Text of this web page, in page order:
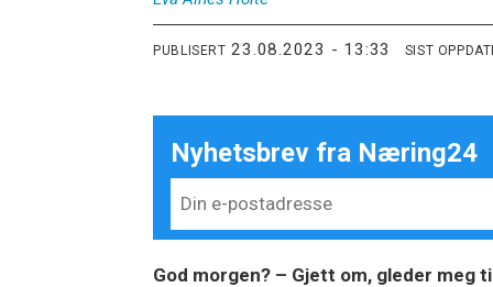
PUBLISERT 23.08.2023 - 13:33 SIST
Nyhetsbrev fra Næring24
God morgen? – Gjett om, gleder meg